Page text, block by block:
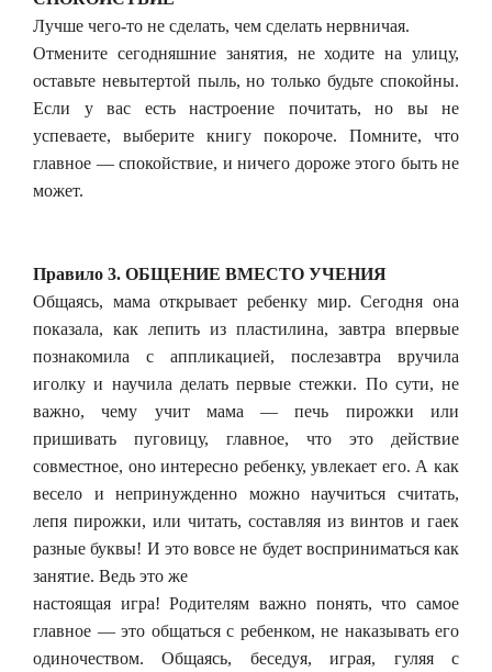
Лучше чего-то не сделать, чем сделать нервничая.
Отмените сегодняшние занятия, не ходите на улицу,
оставьте невытертой пыль, но только будьте спокойны.
Если у вас есть настроение почитать, но вы не
успеваете, выберите книгу покороче. Помните, что
главное — спокойствие, и ничего дороже этого быть не
может.
Правило 3. ОБЩЕНИЕ ВМЕСТО УЧЕНИЯ
Общаясь, мама открывает ребенку мир. Сегодня она
показала, как лепить из пластилина, завтра впервые
познакомила с аппликацией, послезавтра вручила
иголку и научила делать первые стежки. По сути, не
важно, чему учит мама — печь пирожки или
пришивать пуговицу, главное, что это действие
совместное, оно интересно ребенку, увлекает его. А как
весело и непринужденно можно научиться считать,
лепя пирожки, или читать, составляя из винтов и гаек
разные буквы! И это вовсе не будет восприниматься как
занятие. Ведь это же
настоящая игра! Родителям важно понять, что самое
главное — это общаться с ребенком, не наказывать его
одиночеством. Общаясь, беседуя, играя, гуляя с